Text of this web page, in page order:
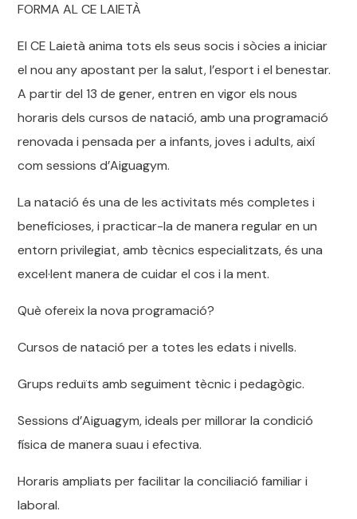
FORMA AL CE LAIETÀ
El CE Laietà anima tots els seus socis i sòcies a iniciar
el nou any apostant per la salut, l’esport i el benestar.
A partir del 13 de gener, entren en vigor els nous
horaris dels cursos de natació, amb una programació
renovada i pensada per a infants, joves i adults, així
com sessions d’Aiguagym.
La natació és una de les activitats més completes i
beneficioses, i practicar-la de manera regular en un
entorn privilegiat, amb tècnics especialitzats, és una
excel·lent manera de cuidar el cos i la ment.
Què ofereix la nova programació?
Cursos de natació per a totes les edats i nivells.
Grups reduïts amb seguiment tècnic i pedagògic.
Sessions d’Aiguagym, ideals per millorar la condició
física de manera suau i efectiva.
Horaris ampliats per facilitar la conciliació familiar i
laboral.